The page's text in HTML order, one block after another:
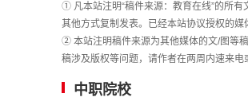
① 凡本站注明“稿件来源：教育在线”的所
其他方式复制发表。已经本站协议授权的媒
② 本站注明稿件来源为其他媒体的文/图等
稿涉及版权等问题，请作者在两周内速来电
中职院校